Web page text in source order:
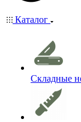
Каталог
Складные